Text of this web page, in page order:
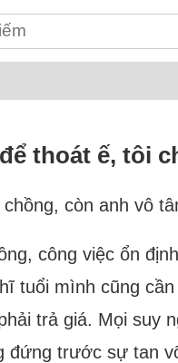
thoát ế, tôi
còn anh vô
công việc ổn
tuổi mình cũng
trả giá. Mọi suy
đứng trước sự tan